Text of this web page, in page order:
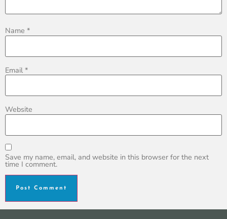
Name *
Email *
Website
Save my name, email, and website in this browser for the next
time I comment.